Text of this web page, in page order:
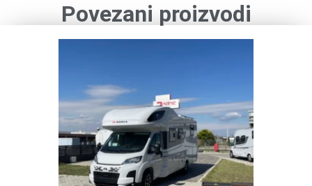
Povezani proizvodi